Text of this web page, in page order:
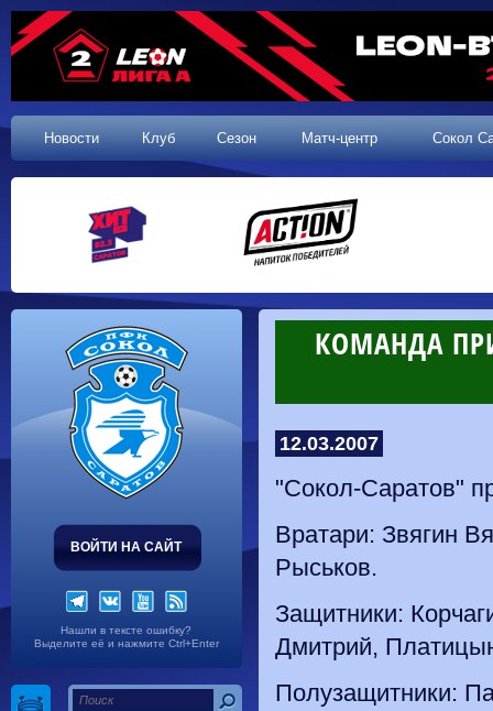
Новости Клуб Сезон Матч-центр Сокол
ВОЙТИ НА САЙТ
Нашли в тексте ошибку?
Выделите её и нажмите Ctrl+Enter
КОМАНДА
12.03.2007
"Сокол-Саратов"
Вратари: Звягин
Рыськов.
Защитники:
Дмитрий,
Полузащитники: